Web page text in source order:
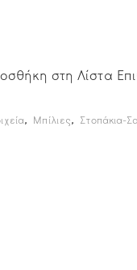
στη Λίστα
, Μπίλιες, Στοπάκια-